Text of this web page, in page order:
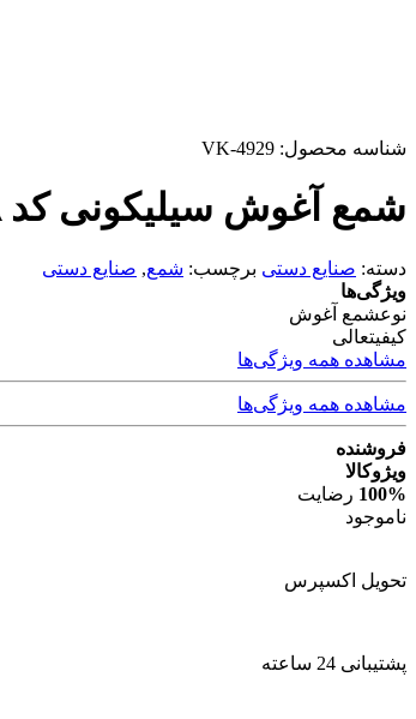
شناسه محصول: VK-4929
شمع آغوش سیلیکونی کد ۶۱۸
دسته: صنایع دستی برچسب: شمع, صنایع دستی
ویژگی‌ها
نوعشمع آغوش
کیفیتعالی
مشاهده همه ویژگی‌ها
مشاهده همه ویژگی‌ها
فروشنده
ویژوکالا
100% رضایت
ناموجود
تحویل اکسپرس
پشتیبانی 24 ساعته